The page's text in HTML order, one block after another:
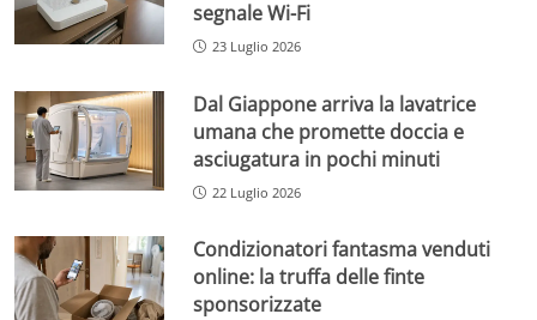
segnale Wi-Fi
23 Luglio 2026
Dal Giappone arriva la lavatrice
umana che promette doccia e
asciugatura in pochi minuti
22 Luglio 2026
Condizionatori fantasma venduti
online: la truffa delle finte
sponsorizzate